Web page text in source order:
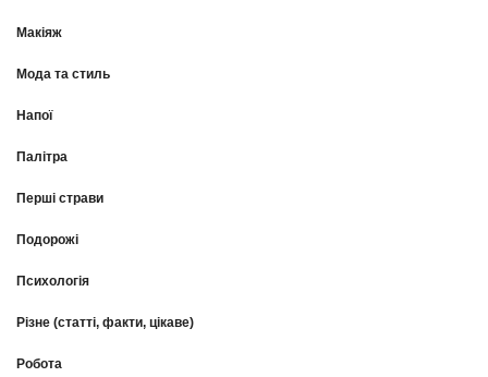
Макіяж
Мода та стиль
Напої
Палітра
Перші страви
Подорожі
Психологія
Різне (статті, факти, цікаве)
Робота